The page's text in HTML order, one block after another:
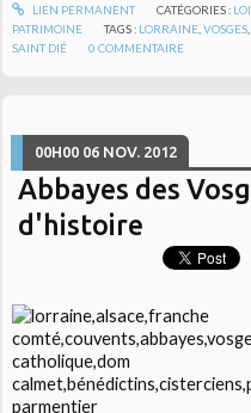
LIEN PERMANENT CATÉGORIES :
PATRIMOINE
TAGS : LORRAINE ,VOSGES
SAINT DIÉ
0 COMMENTAIRE
00H00 06 NOV. 2012
Abbayes des
d'histoire